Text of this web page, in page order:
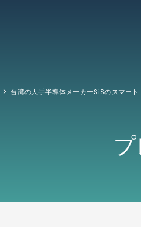
台湾の大手半導体メーカーSiSのスマー